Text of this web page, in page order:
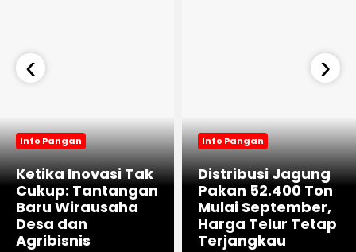
Info Pangan
Ketika Inovasi Tak
Cukup: Tantangan
Baru Wirausaha
Desa dan
Agribisnis
Info Pangan
Distribusi Jagung
Pakan 52.400 Ton
Mulai September,
Harga Telur Tetap
Terjangkau
‹ ›